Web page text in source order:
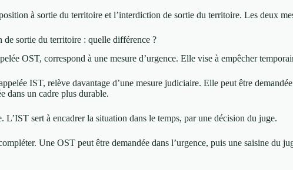
à sortie du territoire et l’interdiction de sortie du territoire. Les deux
sortie du territoire : quelle différence ?
OST, correspond à une mesure d’urgence. Elle vise à empêcher
IST, relève davantage d’une mesure judiciaire. Elle peut être
dans un cadre plus durable.
L’IST sert à encadrer la situation dans le temps, par une décision du juge.
Une OST peut être demandée dans l’urgence, puis une saisine du